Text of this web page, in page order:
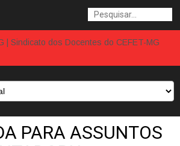
PARA ASSUNTOS